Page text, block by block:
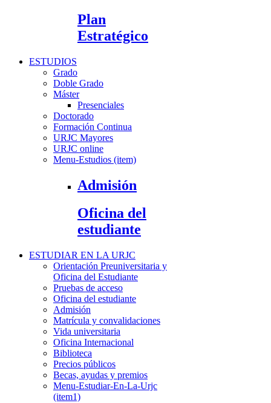
Plan
Estratégico
ESTUDIOS
Grado
Doble Grado
Máster
Presenciales
Doctorado
Formación Continua
URJC Mayores
URJC online
Menu-Estudios (item)
Admisión
Oficina del
estudiante
ESTUDIAR EN LA URJC
Orientación Preuniversitaria y
Oficina del Estudiante
Pruebas de acceso
Oficina del estudiante
Admisión
Matrícula y convalidaciones
Vida universitaria
Oficina Internacional
Biblioteca
Precios públicos
Becas, ayudas y premios
Menu-Estudiar-En-La-Urjc
(item1)